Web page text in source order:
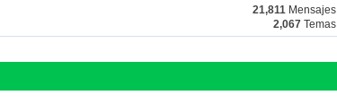
21,811 Mensajes
2,067
Temas